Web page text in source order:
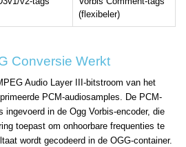
(flexibeler)
Conversie Werkt
Audio Layer III-bitstroom van het
PCM-audiosamples. De PCM-
ingevoerd in de Ogg Vorbis-encoder, die
toepast om onhoorbare frequenties te
wordt gecodeerd in de OGG-container.